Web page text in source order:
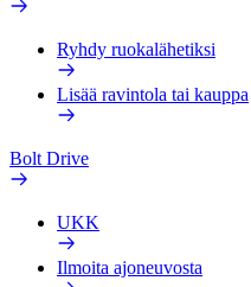
Ryhdy ruokalähetiksi
Lisää ravintola tai kauppa
Bolt Drive
UKK
Ilmoita ajoneuvosta